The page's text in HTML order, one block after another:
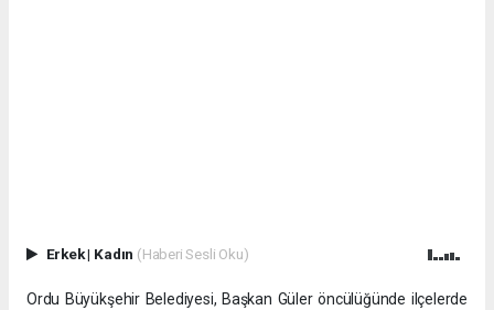
Erkek| Kadın (Haberi Sesli Oku)
Ordu Büyükşehir Belediyesi, Başkan Güler öncülüğünde ilçelerde